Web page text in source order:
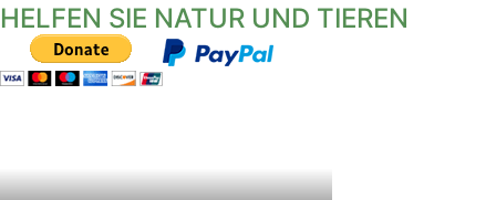
HELFEN SIE NATUR UND TIEREN